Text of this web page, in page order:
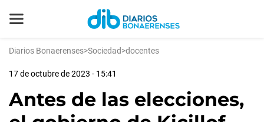
Diarios Bonaerenses>Sociedad>docentes
17 de octubre de 2023 - 15:41
Antes de las elecciones,